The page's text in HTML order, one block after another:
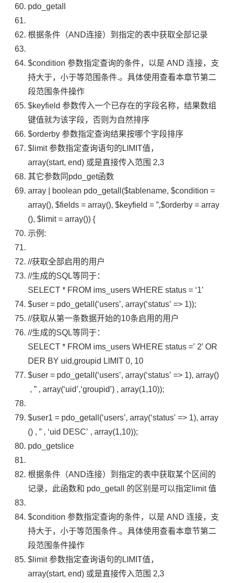
pdo_getall
根据条件（AND连接）到指定的表中获取全部记录
$condition 参数指定查询的条件，以是 AND 连接，支
持大于，小于等范围条件.。具体使用查看本章节第二
段范围条件操作
$keyfield 参数传入一个已存在的字段名称，结果数组
键值就为该字段，否则为自然排序
$orderby 参数指定查询结果按哪个字段排序
$limit参数指定查询语句的 LIMIT值，
array(start, end) 或是直接传入范围 2,3
其它参数同 pdo_get函数
array
boolean pdo_getall ($tablename, $condition =
array(), $fields = array(), $keyfield = ”,$orderby = array
(), $limit= array()) {
示例:
//获取全部启用的用户
//生成的SQL等同于：
SELECT * FROM ims_users WHERE status = ‘1’
$user = pdo_getall (‘users’, array(‘status’ => 1));
//获取从第一条数据开始的10条启用的用户
//生成的SQL等同于：
SELECT * FROM ims_users WHERE status =’ 2′ OR
DER BY uid,groupid LIMIT 0, 10
$user = pdo_getall (‘users’, array(‘status’ => 1), array()
, ” , array(‘uid’,‘groupid’) , array(1,10));
$user1 = pdo_getall (‘users’, array(‘status’ => 1), array
() , ” , ‘uid DESC’ , array(1,10));
pdo_getslice
根据条件（AND连接）到指定的表中获取某个区间的
记录，此函数和 pdo_getall 的区别是可以指定 limit值
$condition 参数指定查询的条件，以是 AND 连接，支
持大于，小于等范围条件.。具体使用查看本章节第二
段范围条件操作
$limit参数指定查询语句的 LIMIT值，
array(start, end) 或是直接传入范围 2,3